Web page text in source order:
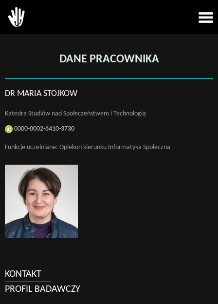
DANE PRACOWNIKA
DR MARIA STOJKOW
Katedra Studiów nad Społeczeństwem i Technologią
0000-0002-8410-3730
Funkcje uczelniane: Opiekun kierunku Informatyka Społeczna
KONTAKT
PROFIL BADAWCZY